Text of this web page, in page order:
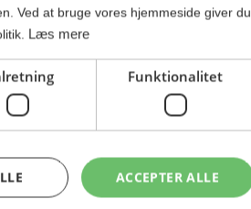
Ved at bruge vores hjemmeside giver du
Læs mere
Funktionalitet
ACCEPTER ALLE